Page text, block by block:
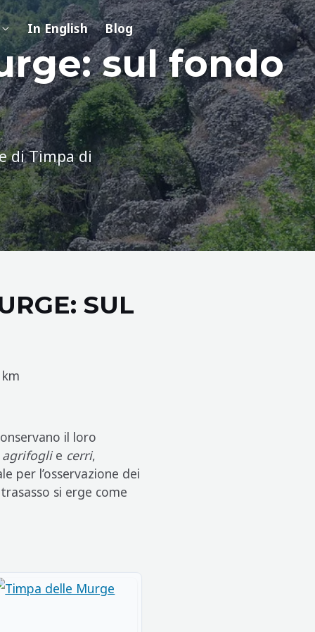
In English Blog
sul fondo
di Timpa di
SUL
il loro
agrifoglie cerri,
per l’osservazione dei
si erge come